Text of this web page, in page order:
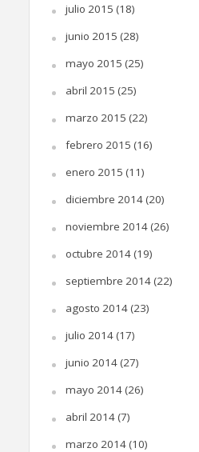
julio 2015 (18)
junio 2015 (28)
mayo 2015 (25)
abril 2015 (25)
marzo 2015 (22)
febrero 2015 (16)
enero 2015 (11)
diciembre 2014(20)
noviembre 2014(26)
octubre 2014(19)
septiembre 2014(22)
agosto 2014(23)
julio 2014(17)
junio 2014(27)
mayo 2014(26)
abril 2014(7)
marzo 2014(10)